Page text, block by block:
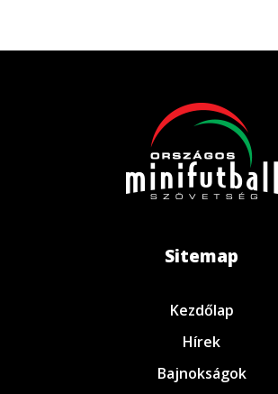
Sitemap
Kezdőlap
Hírek
Bajnokságok